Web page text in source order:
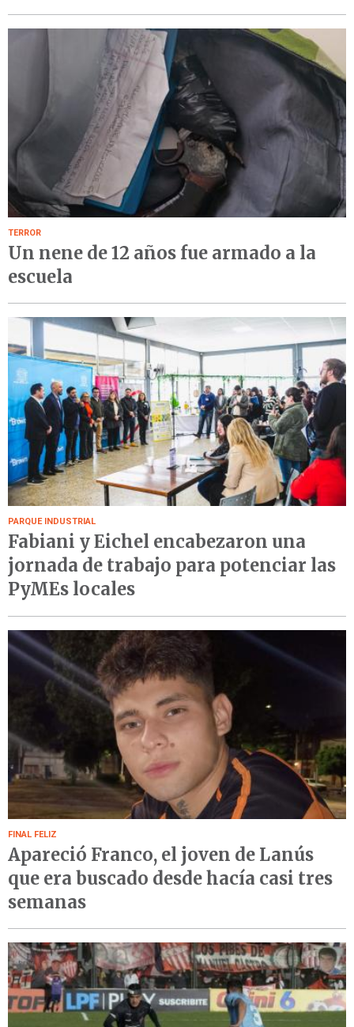
TERROR
Un nene de 12 años fue armado a la
escuela
PARQUE INDUSTRIAL
Fabiani y Eichel encabezaron una
jornada de trabajo para potenciar las
PyMEs locales
FINAL FELIZ
Apareció Franco, el joven de Lanús
que era buscado desde hacía casi tres
semanas